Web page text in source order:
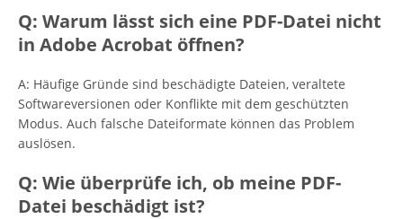
Q: Warum lässt sich eine PDF-Datei nicht
in Adobe Acrobat öffnen?
A: Häufige Gründe sind beschädigte Dateien, veraltete
Softwareversionen oder Konflikte mit dem geschützten
Modus. Auch falsche Dateiformate können das Problem
auslösen.
Q: Wie überprüfe ich, ob meine PDF-
Datei beschädigt ist?